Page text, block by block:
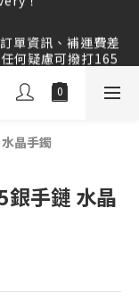
！
單資訊、補運費差
何疑慮可撥打165
！運送範圍：可配
晶手鐲
手鏈 水晶